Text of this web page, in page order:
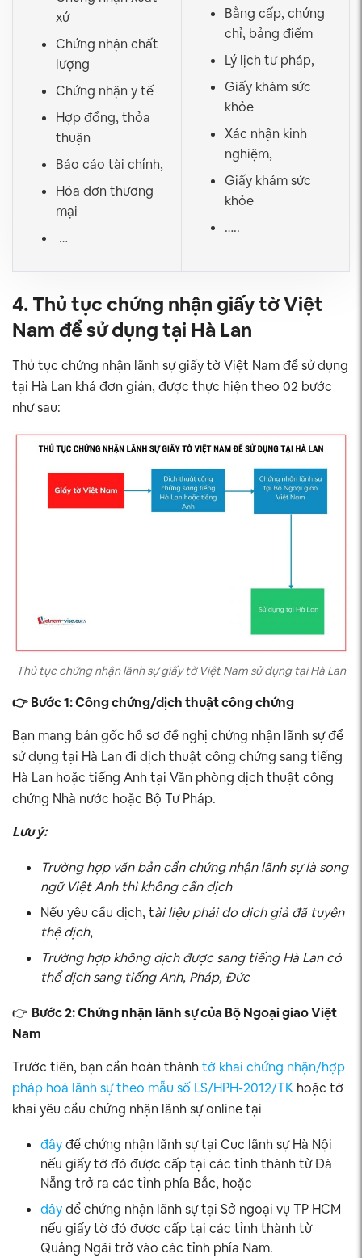
xứ
Chứng nhận chất
lượng
Chứng nhận y tế
Hợp đồng, thỏa
thuận
Báo cáo tài chính,
Hóa đơn thương
mại
…
Bằng cấp, chứng
chỉ, bảng điểm
Lý lịch tư pháp,
Giấy khám sức
khỏe
Xác nhận kinh
nghiệm,
Giấy khám sức
khỏe
…..
4. Thủ tục chứng nhận giấy tờ Việt
Nam để sử dụng tại Hà Lan
Thủ tục chứng nhận lãnh sự giấy tờ Việt Nam để sử dụng
tại Hà Lan khá đơn giản, được thực hiện theo 02 bước
như sau:
Thủ tục chứng nhận lãnh sự giấy tờ Việt Nam sử dụng tại Hà Lan
👉 Bước 1: Công chứng/dịch thuật công chứng
Bạn mang bản gốc hồ sơ đề nghị chứng nhận lãnh sự để
sử dụng tại Hà Lan đi dịch thuật công chứng sang tiếng
Hà Lan hoặc tiếng Anh tại Văn phòng dịch thuật công
chứng Nhà nước hoặc Bộ Tư Pháp.
Lưu ý:
Trường hợp văn bản cần chứng nhận lãnh sự là song
ngữ Việt Anh thì không cần dịch
Nếu yêu cầu dịch, tài liệu phải do dịch giả đã tuyên
thệ dịch,
Trường hợp không dịch được sang tiếng Hà Lan có
thể dịch sang tiếng Anh, Pháp, Đức
👉 Bước 2: Chứng nhận lãnh sự của Bộ Ngoại giao Việt
Nam
Trước tiên, bạn cần hoàn thànhtờ khai chứng nhận/hợp
pháp hoá lãnh sự theo mẫu số LS/HPH-2012/TK hoặc tờ
khai yêu cầu chứng nhận lãnh sự online tại
đâyđể chứng nhận lãnh sự tại Cục lãnh sự Hà Nội
nếu giấy tờ đó được cấp tại các tỉnh thành từ Đà
Nẵng trở ra các tỉnh phía Bắc, hoặc
đâyđể chứng nhận lãnh sự tại Sở ngoại vụ TP HCM
nếu giấy tờ đó được cấp tại các tỉnh thành từ
Quảng Ngãi trở vào các tỉnh phía Nam.